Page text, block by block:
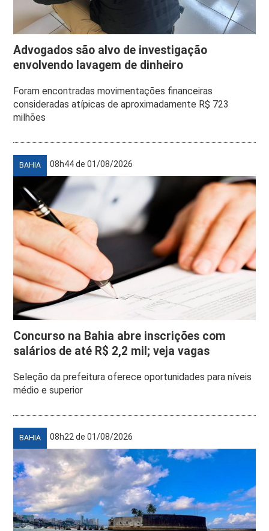
Advogados são alvo de investigação
envolvendo lavagem de dinheiro
Foram encontradas movimentações financeiras
consideradas atípicas de aproximadamente R$ 723
milhões
BAHIA 08h44 de 01/08/2026
Concurso na Bahia abre inscrições com
salários de até R$ 2,2 mil; veja vagas
Seleção da prefeitura oferece oportunidades para níveis
médio e superior
BAHIA 08h22 de 01/08/2026